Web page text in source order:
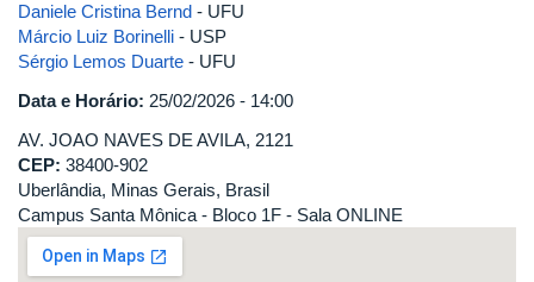
Daniele Cristina Bernd - UFU
Márcio Luiz Borinelli - USP
Sérgio Lemos Duarte - UFU
Data e Horário: 25/02/2026 - 14:00
AV. JOAO NAVES DE AVILA, 2121
CEP: 38400-902
Uberlândia, Minas Gerais, Brasil
Campus Santa Mônica - Bloco 1F - Sala ONLINE